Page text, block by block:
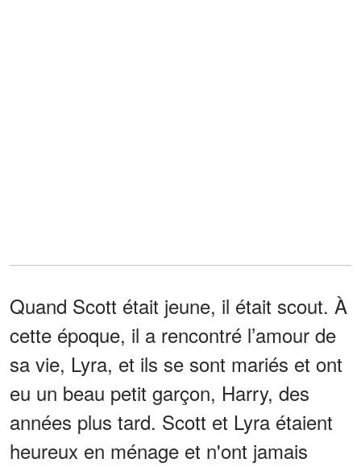
Quand Scott était jeune, il était scout. À
cette époque, il a rencontré l’amour de
sa vie, Lyra, et ils se sont mariés et ont
eu un beau petit garçon, Harry, des
années plus tard. Scott et Lyra étaient
heureux en ménage et n'ont jamais